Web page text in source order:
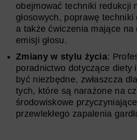
obejmować techniki redukcji
głosowych, poprawę techniki
a także ćwiczenia mające na
emisji głosu.
Zmiany w stylu życia:
poradnictwo dotyczące diety
być niezbędne, zwłaszcza
tych, które są narażone na
środowiskowe
przewlekłego zapalenia